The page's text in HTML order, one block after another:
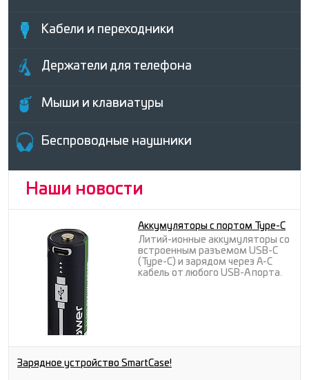
Кабели и переходники
Держатели для телефона
Мыши и клавиатуры
Беcпроводные наушники
Наши новости
Аккумуляторы с портом Type-C
Литий-ионные аккумуляторы со
встроенным разъемом USB-C
(Type-C) и зарядом через A-C
кабель от любого USB-A порта.
Зарядное устройство SmartCase!